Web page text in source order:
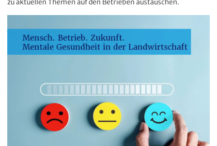
zu aktuellen Themen auf den Betrieben austauschen.